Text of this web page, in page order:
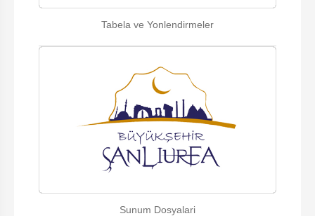
Tabela ve Yonlendirmeler
Sunum Dosyalari